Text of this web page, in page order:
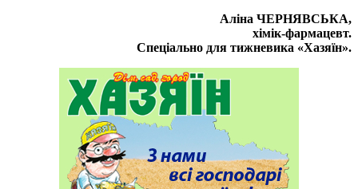
Аліна ЧЕРНЯВСЬКА,
хімік-фармацевт.
Спеціально для тижневика «Хазяїн».